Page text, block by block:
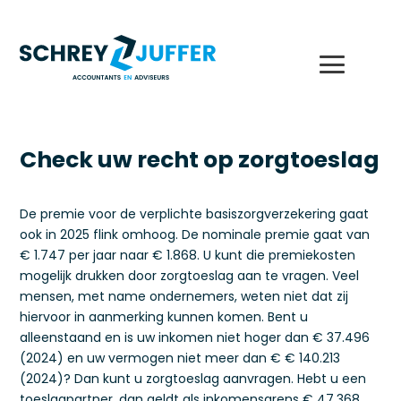
Check uw recht op zorgtoeslag
De premie voor de verplichte basiszorgverzekering gaat
ook in 2025 flink omhoog. De nominale premie gaat van
€ 1.747 per jaar naar € 1.868. U kunt die premiekosten
mogelijk drukken door zorgtoeslag aan te vragen. Veel
mensen, met name ondernemers, weten niet dat zij
hiervoor in aanmerking kunnen komen. Bent u
alleenstaand en is uw inkomen niet hoger dan € 37.496
(2024) en uw vermogen niet meer dan € € 140.213
(2024)? Dan kunt u zorgtoeslag aanvragen. Hebt u een